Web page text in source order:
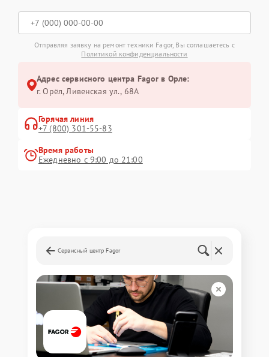
Отправляя заявку на ремонт техники Fagor, Вы соглашаетесь с
Политикой конфиденциальности
Адрес сервисного центра Fagor в Орле:
г. Орёл, Ливенская ул., 68А
Горячая линия
+7 (800) 301-55-83
Время работы
Ежедневно с 9:00 до 21:00
Сервисный центр Fagor